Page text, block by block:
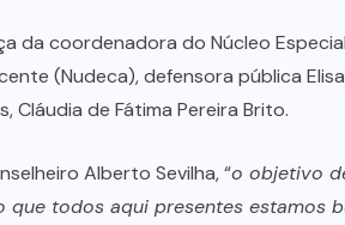
da coordenadora do Núcleo
(Nudeca), defensora pública
Cláudia de Fátima Pereira Brito.
Alberto Sevilha, “o objetivo
que todos aqui presentes estamos